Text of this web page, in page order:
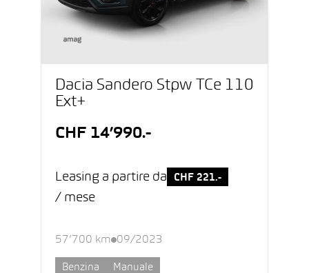
Dacia Sandero Stpw TCe 110
Ext+
CHF 14’990.-
Leasing a partire da CHF 221.-
/ mese
57’700 km 09/2023
Benzina Manuale